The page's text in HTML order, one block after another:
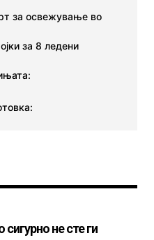
за освежување во
за 8 ледени
не сте ги